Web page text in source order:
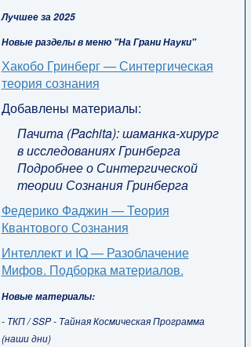
Лучшее за 2025
Новые разделы в меню "На Грани Науки"
Хакобо Гринберг — Синтергическая
теория сознания
Добавлены материалы:
Пачита (Pachita): шаманка-хирург
в исследованиях Гринберга
Подробнее о Синтергической
теории Сознания Гринберга
Федерико Фаджин — Теория
Квантового Сознания
Интеллект и IQ — Разоблачение
Мифов. Подборка материалов.
Новые материалы:
- ТКП / SSP - Тайная Космическая Программа
(наши дни)